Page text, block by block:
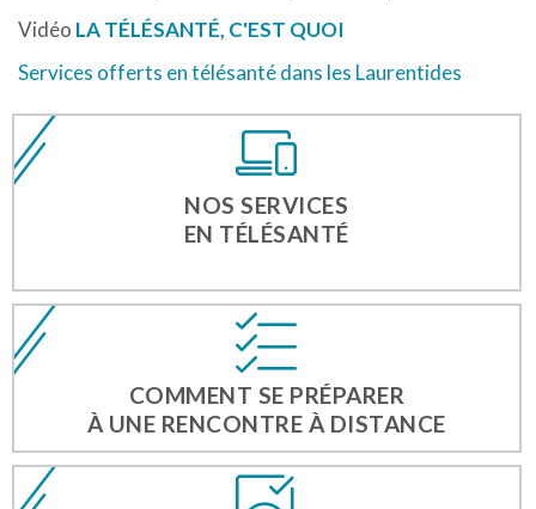
Vidéo LA TÉLÉSANTÉ, C'EST QUOI
Services offerts en télésanté dans les Laurentides
NOS SERVICES
EN TÉLÉSANTÉ
COMMENT SE PRÉPARER
À UNE RENCONTRE À DISTANCE